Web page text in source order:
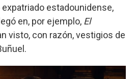
estadounidense,
en, por ejemplo, El
visto, con razón, vestigios de